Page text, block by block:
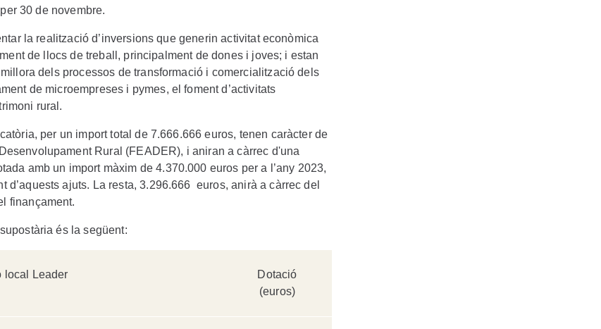
30 de novembre.
la realització d’inversions que generin activitat econòmica
de llocs de treball, principalment de dones i joves; i estan
dels processos de transformació i comercialització dels
de microempreses i pymes, el foment d’activitats
rural.
per un import total de 7.666.666 euros, tenen caràcter de
Rural (FEADER), i aniran a càrrec d'una
amb un import màxim de 4.370.000 euros per a l’any 2023,
d’aquests ajuts. La resta, 3.296.666 euros, anirà a càrrec del
finançament.
és la següent:
local Leader
Dotació
(euros)